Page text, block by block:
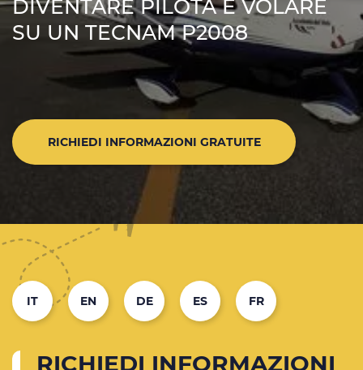
DIVENTARE PILOTA E VOLARE
SU UN TECNAM P2008
RICHIEDI INFORMAZIONI GRATUITE
IT EN DE ES FR
RICHIEDI INFORMAZIONI